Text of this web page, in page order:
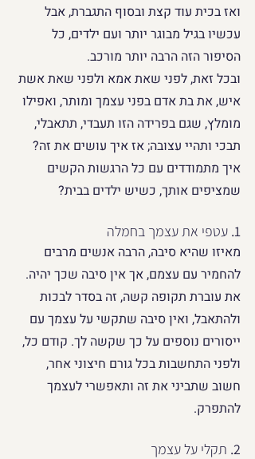
ואז בכית עוד קצת ובסוף התגברת, אבל
עכשיו בגיל מבוגר יותר ועם ילדים, כל
הסיפור הזה הרבה יותר מורכב.
ובכל זאת, לפני שאת אמא ולפני שאת אשת
איש, את בת אדם בפני עצמך ומותר, ואפילו
מומלץ, שגם בפרידה הזו תעבדי, תתאבלי,
תבכי ותהיי עצובה; אז איך עושים את זה?
איך מתמודדים עם כל הרגשות הקשים
שמציפים אותך, כשיש ילדים בבית?
1. עטפי את עצמך בחמלה
מאיזו שהיא סיבה, הרבה אנשים מרבים
להחמיר עם עצמם, אך אין סיבה שכך יהיה.
את עוברת תקופה קשה, זה בסדר לבכות
ולהתאבל, ואין סיבה שתקשי על עצמך עם
ייסורים נוספים על כך שקשה לך. קודם כל,
ולפני התחשבות בכל גורם חיצוני אחר,
חשוב שתביני את זה ותאפשרי לעצמך
להתפרק.
2. תקלי על עצמך